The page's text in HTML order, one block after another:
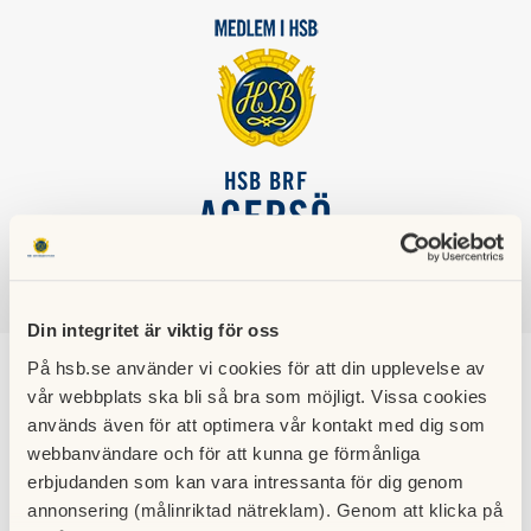
Din integritet är viktig för oss
På hsb.se använder vi cookies för att din upplevelse av
vår webbplats ska bli så bra som möjligt. Vissa cookies
används även för att optimera vår kontakt med dig som
webbanvändare och för att kunna ge förmånliga
erbjudanden som kan vara intressanta för dig genom
annonsering (målinriktad nätreklam). Genom att klicka på
HSB BRF
AGERSÖ
Städning Trapphus